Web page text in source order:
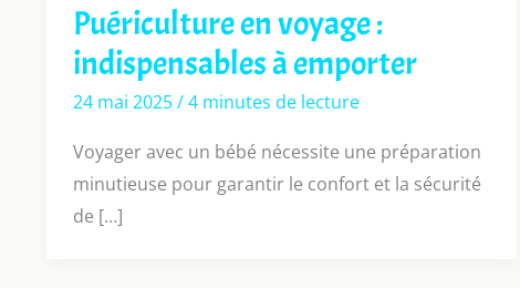
Puériculture en voyage :
indispensables à emporter
24 mai 2025/4 minutes de lecture
Voyager avec un bébé nécessite une préparation
minutieuse pour garantir le confort et la sécurité
de […]